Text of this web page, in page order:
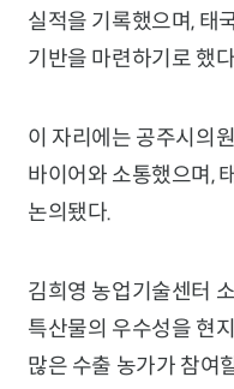
실적을 기록했으며, 태
기반을 마련하기로 했
이 자리에는 공주시의
바이어와 소통했으며,
논의됐다.
김희영 농업기술센터
특산물의 우수성을 현
많은 수출 농가가 참여